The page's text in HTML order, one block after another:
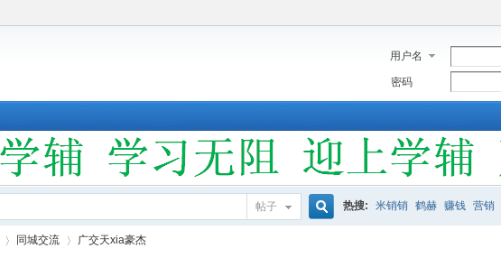
用户名
密码
帖子 热搜: 米销销 鹤赫 赚钱 营销
同城交流 广交天xia豪杰